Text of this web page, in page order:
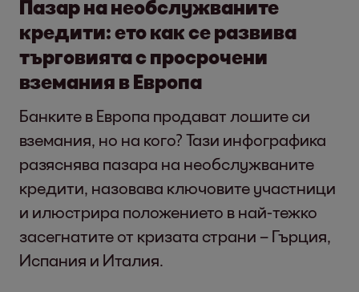
Пазар на необслужваните
кредити: eто как се развива
търговията с просрочени
вземания в Европа
Банките в Европа продават лошите си
вземания, но на кого? Тази инфографика
разяснява пазара на необслужваните
кредити, назовава ключовите участници
и илюстрира положението в най-тежко
засегнатите от кризата страни – Гърция,
Испания и Италия.